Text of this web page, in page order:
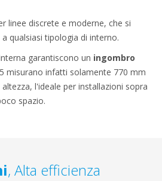
linee discrete e moderne, che si
qualsiasi tipologia di interno.
garantiscono un ingombro
misurano infatti solamente 770 mm
l'ideale per installazioni sopra
spazio.
, Alta efficienza